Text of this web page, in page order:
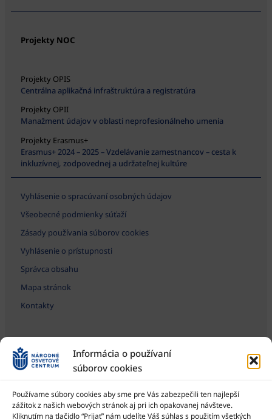
Informácia o používaní
súborov cookies
Používame súbory cookies aby sme pre Vás zabezpečili ten najlepší
zážitok z našich webových stránok aj pri ich opakovanej návšteve.
Kliknutím na tlačidlo “Prijať” nám udelíte Váš súhlas s použitím všetkých
Projekty NOC
Projekty OPIS
Centrálna aplikačná infraštruktúra a registratúra
Projekty OPII
Manažment údajov v oblasti neprofesionálneho umenia
Projekty Erasmus+
Erasmus+ 2024 – 2025 – Vzdelávanie zamestnancov – cesta k
inkluzívnej, zodpovednej a udržateľnej kultúre
Vyhlásenie o spracúvaní osobných údajov
Všeobecné podmienky súťaží
Zásady používania súborov cookies
Vyhlásenie o prístupnosti
Správca obsahu
Mapa stránok
Kontakty
Národné osvetové centrum je štátna príspevková organizácia